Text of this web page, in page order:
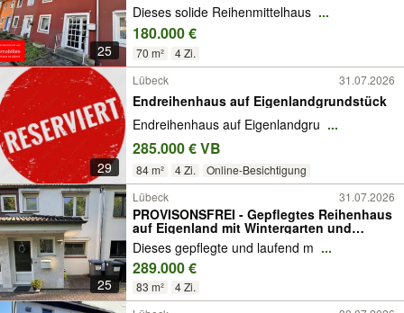
25
Dieses solide Reihenmittelhaus ...
180.000 €
70 m² 4 Zi.
29
Lübeck 31.07.2026
Endreihenhaus auf Eigenlandgrundstück
Endreihenhaus auf Eigenlandgru ...
285.000 € VB
84 m² 4 Zi. Online-Besichtigung
25
Lübeck 31.07.2026
PROVISONSFREI - Gepflegtes Reihenhaus
auf Eigenland mit Wintergarten und
Vollkeller
Dieses gepflegte und laufend m ...
289.000 €
83 m² 4 Zi.